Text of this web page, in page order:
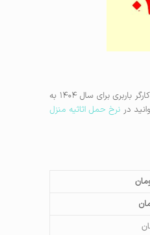
و نرخ حمل بار در محدوده پیروزی تهران برای ماشین و کارگر باربری برای سال ۱۴۰۴ به
در نرخ حمل اثاثیه منزل